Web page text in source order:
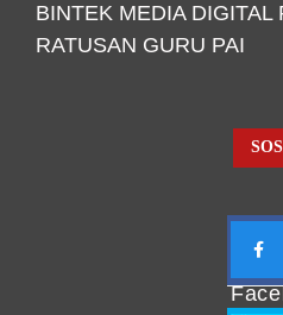
BINTEK MEDIA DIGITAL
RATUSAN GURU PAI